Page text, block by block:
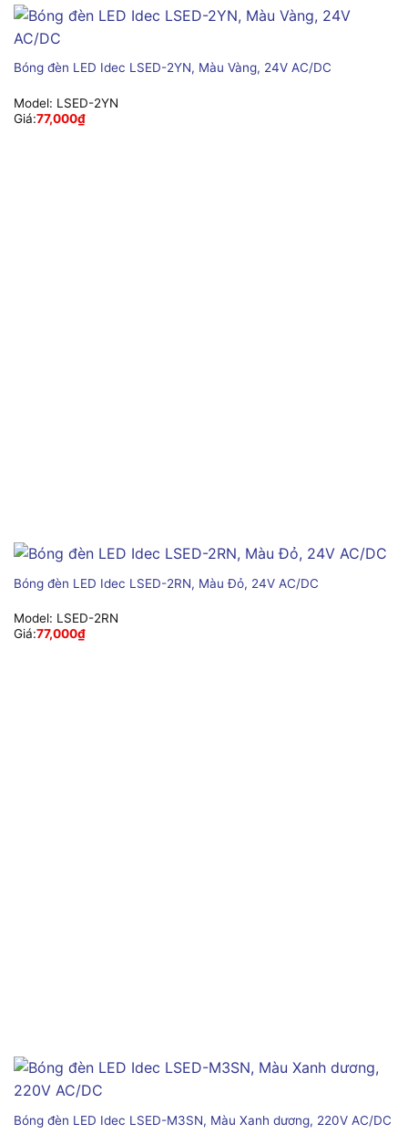
Bóng đèn LED Idec LSED-2YN, Màu Vàng, 24V AC/DC
Model: LSED-2YN
Giá:77,000₫
Bóng đèn LED Idec LSED-2RN, Màu Đỏ, 24V AC/DC
Model: LSED-2RN
Giá:77,000₫
Bóng đèn LED Idec LSED-M3SN, Màu Xanh dương, 220V AC/DC